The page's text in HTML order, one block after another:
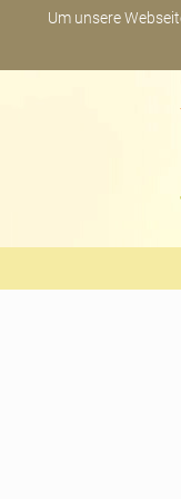
Um unsere